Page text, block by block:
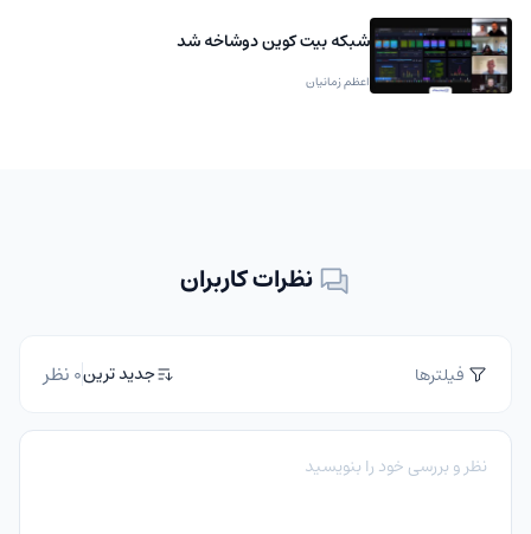
شبکه بیت‌ کوین دوشاخه شد
اعظم زمانیان
نظرات کاربران
فیلترها جدید ترین0 نظر